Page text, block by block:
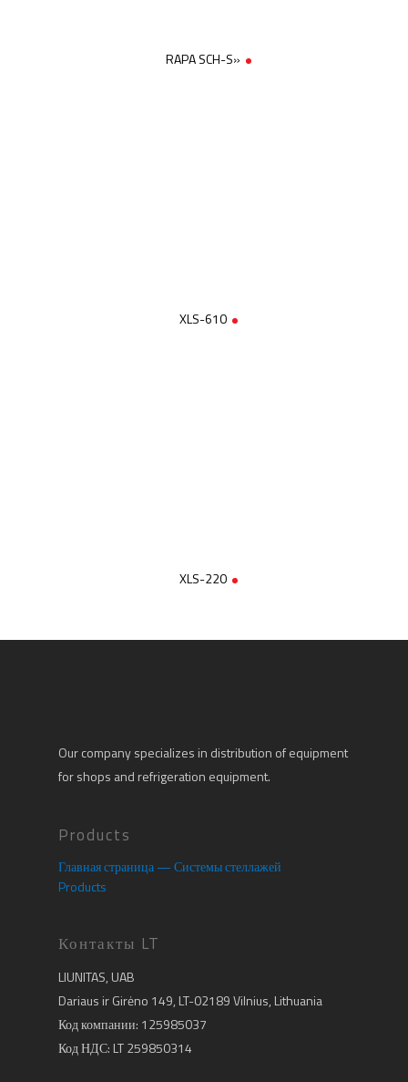
RAPA SCH-S»
XLS-610
XLS-220
Our company specializes in distribution of equipment
for shops and refrigeration equipment.
Products
Главная страница — Системы стеллажей
Products
Контакты LT
LIUNITAS, UAB
Dariaus ir Girėno 149, LT-02189 Vilnius, Lithuania
Код компании: 125985037
Код НДС: LT 259850314